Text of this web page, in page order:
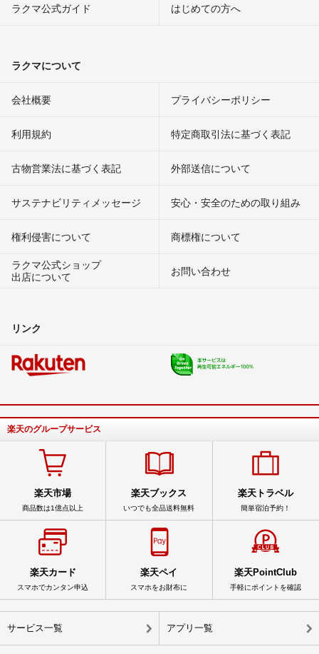
ラクマ公式ガイド はじめての方へ
ラクマについて
会社概要 プライバシーポリシー
利用規約 特定商取引法に基づく表記
古物営業法に基づく表記 外部送信について
サステナビリティメッセージ 安心・安全のための取り組み
権利侵害について
商標権について
ラクマ公式ショップ
出店について
お問い合わせ
リンク
楽天のグループサービス
楽天市場
商品数は1億点以上
楽天ブックス
いつでも全品送料無料
楽天トラベル
簡単宿泊予約！
楽天カード
スマホでカンタン申込
楽天ペイ
スマホをお財布に
楽天PointClub
手軽にポイントを確認
サービス一覧 アプリ一覧